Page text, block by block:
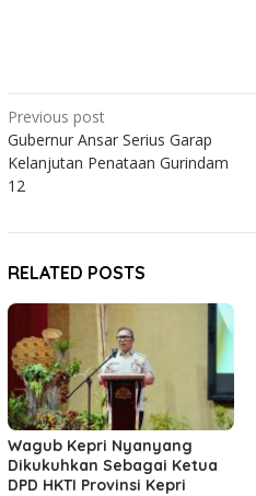
Post
navigation
Previous post
Gubernur Ansar Serius Garap
Kelanjutan Penataan Gurindam
12
RELATED POSTS
Wagub Kepri Nyanyang
Dikukuhkan Sebagai Ketua
DPD HKTI Provinsi Kepri